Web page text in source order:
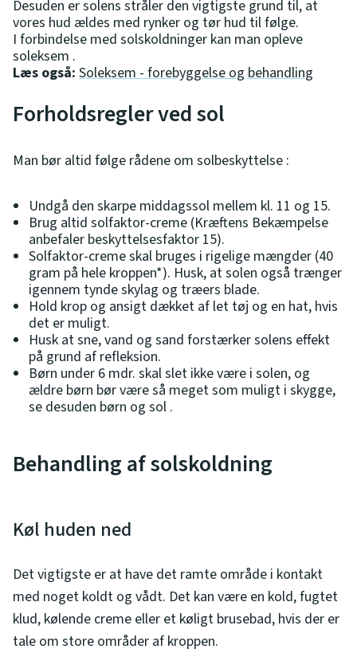
Desuden er solens stråler den vigtigste grund til, at
vores hud ældes med rynker og tør hud til følge.
I forbindelse med solskoldninger kan man opleve
soleksem .
Læs også: Soleksem - forebyggelse og behandling
Forholdsregler ved sol
Man bør altid følge rådene om solbeskyttelse :
Undgå den skarpe middagssol mellem kl. 11 og 15.
Brug altid solfaktor-creme (Kræftens Bekæmpelse
anbefaler beskyttelsesfaktor 15).
Solfaktor-creme skal bruges i rigelige mængder (40
gram på hele kroppen*). Husk, at solen også trænger
igennem tynde skylag og træers blade.
Hold krop og ansigt dækket af let tøj og en hat, hvis
det er muligt.
Husk at sne, vand og sand forstærker solens effekt
på grund af refleksion.
Børn under 6 mdr. skal slet ikke være i solen, og
ældre børn bør være så meget som muligt i skygge,
se desuden børn og sol .
Behandling af solskoldning
Køl huden ned
Det vigtigste er at have det ramte område i kontakt
med noget koldt og vådt. Det kan være en kold, fugtet
klud, kølende creme eller et køligt brusebad, hvis der er
tale om store områder af kroppen.